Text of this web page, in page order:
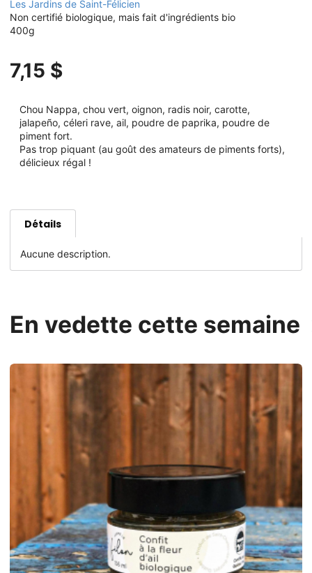
Les Jardins de Saint-Félicien
Non certifié biologique, mais fait d'ingrédients bio
400g
7,15 $
Chou Nappa, chou vert, oignon, radis noir, carotte,
jalapeño, céleri rave, ail, poudre de paprika, poudre de
piment fort.
Pas trop piquant (au goût des amateurs de piments forts),
délicieux régal !
Détails
Aucune description.
En vedette cette semaine